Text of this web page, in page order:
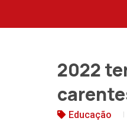
2022
Educação